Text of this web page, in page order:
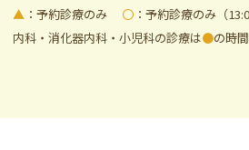
▲ ：予約診療のみ 〇 ：予約診療のみ（
内科・消化器内科・小児科の診療は●の時